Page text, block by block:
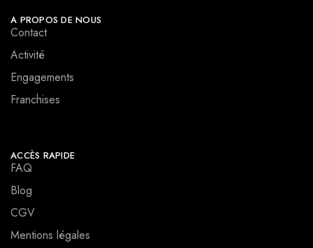
A PROPOS DE NOUS
Contact
Activité
Engagements
Franchises
ACCÈS RAPIDE
FAQ
Blog
CGV
Mentions légales